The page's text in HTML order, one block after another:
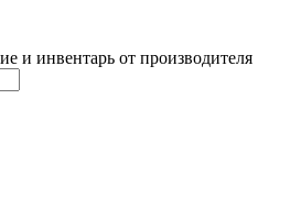
и инвентарь от производителя